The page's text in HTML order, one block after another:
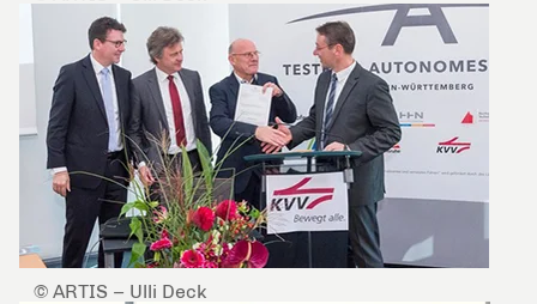
© ARTIS – Ulli Deck